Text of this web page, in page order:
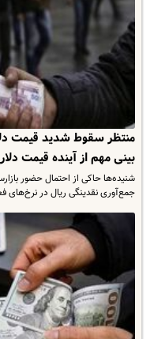
منتظر سقوط شدید قیمت
بینی مهم از آینده قیمت دلار
شنیده‌ها حاکی از احتمال حضور
جمع‌آوری نقدینگی ریال در نرخ‌های